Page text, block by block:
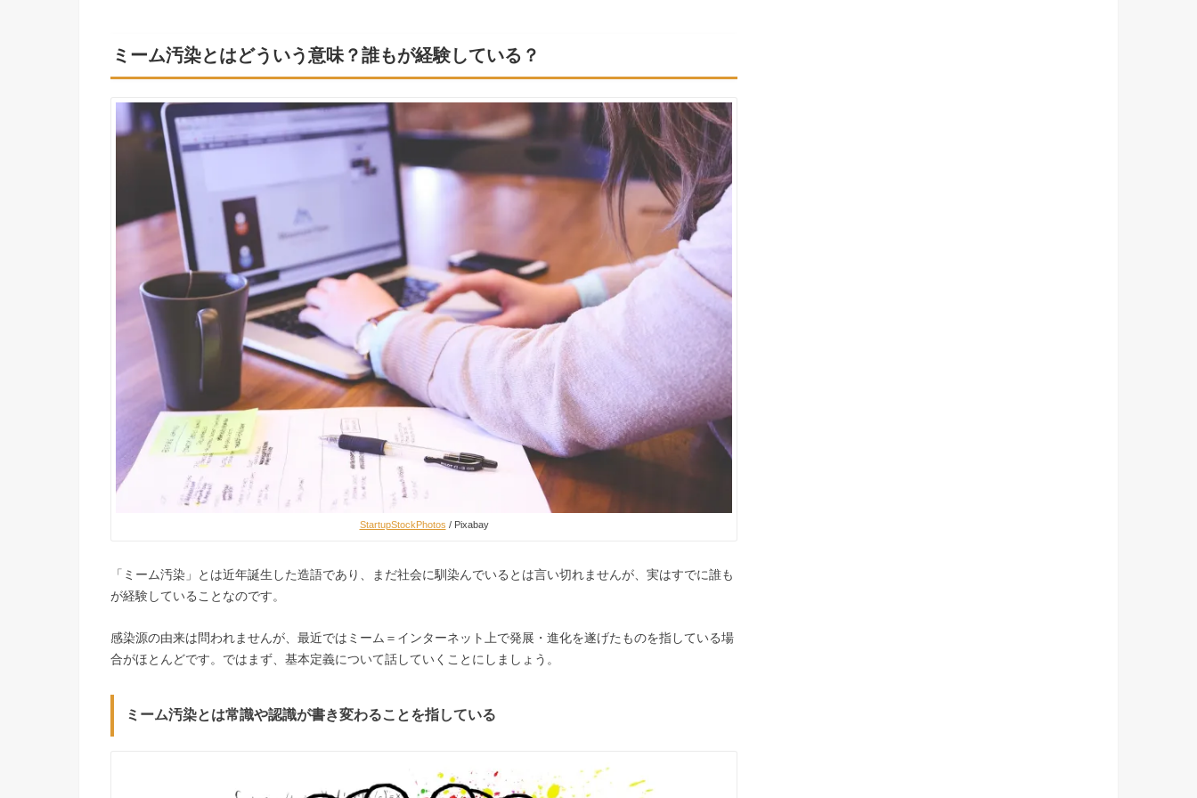
ミーム汚染とはどういう意味？誰もが経験している？
StartupStockPhotos / Pixabay
「ミーム汚染」とは近年誕生した造語であり、まだ社会に馴染んでいるとは言い切れませんが、実はすでに誰も
が経験していることなのです。
感染源の由来は問われませんが、最近ではミーム＝インターネット上で発展・進化を遂げたものを指している場
合がほとんどです。ではまず、基本定義について話していくことにしましょう。
ミーム汚染とは常識や認識が書き変わることを指している